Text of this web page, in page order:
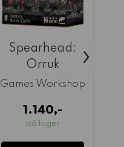
Spearhead:
Orruk
Warclans
Games Workshop
1.140,-
på lager
›